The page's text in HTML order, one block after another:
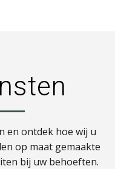
en ontdek hoe wij u
op maat gemaakte
bij uw behoeften.